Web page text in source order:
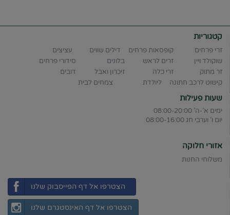
קטגוריות
זרי פרחים קופסאות פרחים דילים שווים
עציצים
שוקולד ויין
זרים לראש בלונים
סידורי פרחים
זר מתוק
זרי כלה זיכרון ואבל
דובים
קישוט לרכב חתונה
ליולדת צמחים לבית
שעות פעילות
ימים א'-ה' 08:00-20:00
יום ו' וערבי חג 08:00-16:00
אזורי חלוקה
משלוחי החנות
הצטרפו אל דף הפייסבוק שלנו
הצטרפו אל דף האינסטגרם שלנו